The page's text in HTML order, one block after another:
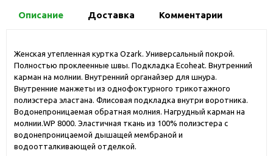
Описание Доставка Комментарии
Женская утепленная куртка Ozark. Универсальный покрой.
Полностью проклеенные швы. Подкладка Ecoheat. Внутренний
карман на молнии. Внутренний органайзер для шнура.
Внутренние манжеты из однофоктурного трикотажного
полиэстера эластана. Флисовая подкладка внутри воротника.
Водонепроницаемая обратная молния. Нагрудный карман на
молнии.WP 8000. Эластичная ткань из 100% полиэстера с
водонепроницаемой дышащей мембраной и
водоотталкивающей отделкой.